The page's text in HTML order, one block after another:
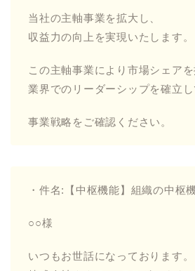
当社の主軸事業を拡大し、
収益力の向上を実現いたします。
この主軸事業により市場シェアを
業界でのリーダーシップを確立し
事業戦略をご確認ください。
・件名:【中枢機能】組織の中枢
○○様
いつもお世話になっております。